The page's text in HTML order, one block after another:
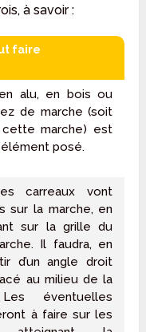
à savoir :
faire
alu, en bois ou
de marche (soit
cette marche) est
posé.
carreaux vont
sur la marche, en
sur la grille du
Il faudra, en
d’un angle droit
au milieu de la
éventuelles
à faire sur les